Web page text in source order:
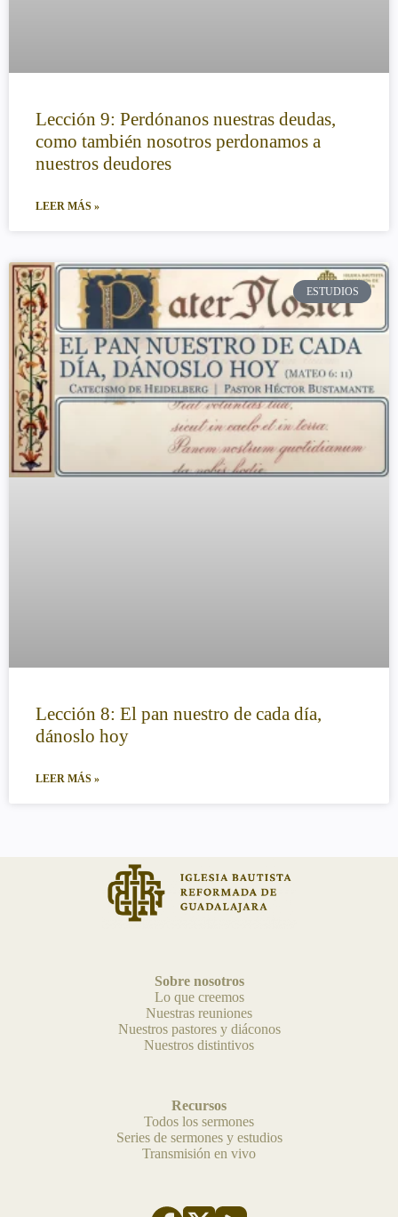
Lección 9: Perdónanos nuestras deudas,
como también nosotros perdonamos a
nuestros deudores
LEER MÁS »
ESTUDIOS
Lección 8: El pan nuestro de cada día,
dánoslo hoy
LEER MÁS »
Sobre nosotros
Lo que creemos
Nuestras reuniones
Nuestros pastores y diáconos
Nuestros distintivos
Recursos
Todos los sermones
Series de sermones y estudios
Transmisión en vivo